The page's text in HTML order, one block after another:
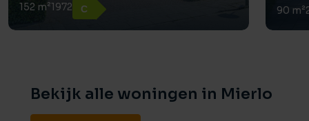
152 m²1972 C 90 m²
Bekijk alle woningen in Mierlo